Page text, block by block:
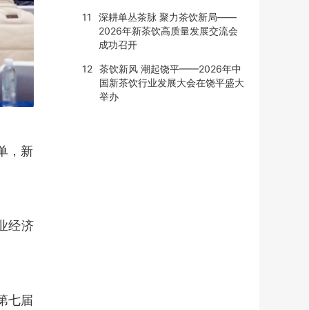
，新
经济
七届
11
深耕单丛茶脉 聚力茶饮新局——
2026年新茶饮高质量发展交流会
成功召开
12
茶饮新风 潮起饶平——2026年中
国新茶饮行业发展大会在饶平盛大
举办